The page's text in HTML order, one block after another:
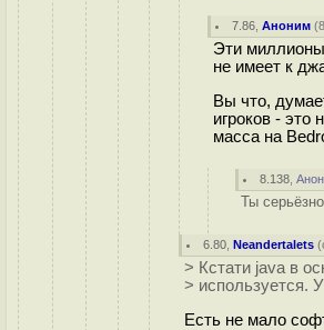
7.86 ,Аноним (
Эти
не имеет к
Вы что,
игроков - это
масса на
8.138 ,
Ты
6.80 ,Neandertalets (
> Кстати java в
> используется.
Есть не мало